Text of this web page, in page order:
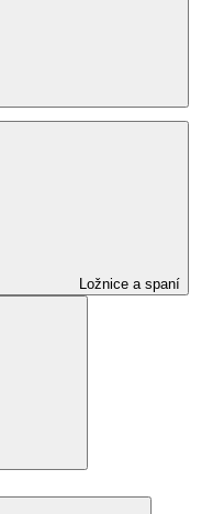
Ložnice a spaní